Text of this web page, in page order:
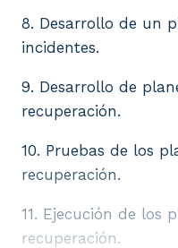
8. Desarrollo de un
incidentes.
9. Desarrollo de
recuperación.
10. Pruebas de los
recuperación.
11. Ejecución de los
recuperación.